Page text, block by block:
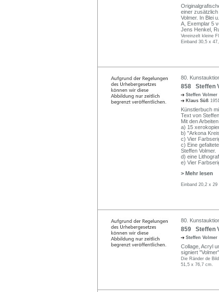
einer
Volmer. In Blei
A, Exemplar 5
Jens Henkel,
Vereinzelt kleine
Einband 30,5 x
80.
858 Steffen
Steffen Volmer
Klaus Süß
Künstlerbuch
Text von
Mit den
a) 15
b) "Arkona
c) Vier
c) Eine
Steffen Volmer.
d) eine
e) Vier
> Mehr lesen
Einband 20,2 x 29
80.
859 Steffen
Steffen Volmer
Collage, Acryl
signiert
Die Ränder de
51,5 x 76,7 cm.